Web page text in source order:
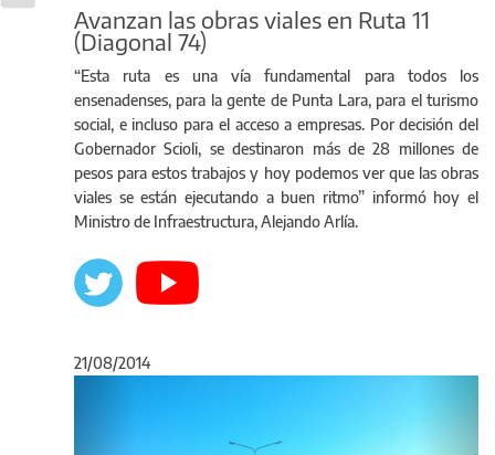
Avanzan las obras viales en Ruta 11
(Diagonal 74)
“Esta ruta es una vía fundamental para todos los
ensenadenses, para la gente de Punta Lara, para el turismo
social, e incluso para el acceso a empresas. Por decisión del
Gobernador Scioli, se destinaron más de 28 millones de
pesos para estos trabajos y hoy podemos ver que las obras
viales se están ejecutando a buen ritmo” informó hoy el
Ministro de Infraestructura, Alejando Arlía.
21/08/2014